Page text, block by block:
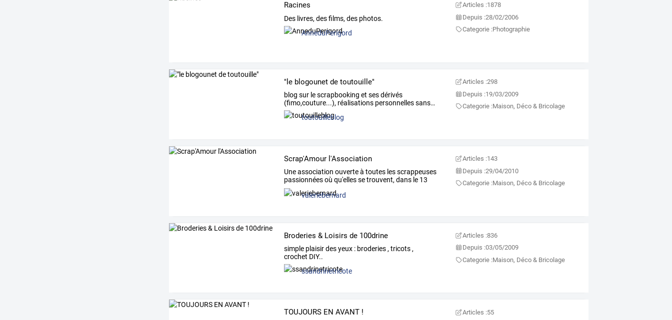
Racines
Des livres, des films, des photos.
AnneduPerigord
Articles :1878
Depuis :28/02/2006
Categorie :Photographie
"le blogounet de toutouille"
blog sur lescrapbooking et sesdérivés
(fimo,couture...), réalisations personnellessans…
toutouilleblog
Articles :298
Depuis :19/03/2009
Categorie :Maison, Déco & Bricolage
Scrap'Amour l'Association
Uneassociation ouverteà toutes lesscrappeuses
passionnéesoù qu'ellessetrouvent,dans le 13
et…
valeriebernard
Articles :143
Depuis :29/04/2010
Categorie :Maison, Déco & Bricolage
Broderies & Loisirs de 100drine
simple plaisir des yeux : broderies , tricots ,
crochet DIY..
ssandrinetricote
Articles :836
Depuis :03/05/2009
Categorie :Maison, Déco & Bricolage
TOUJOURS EN AVANT ! Articles :55